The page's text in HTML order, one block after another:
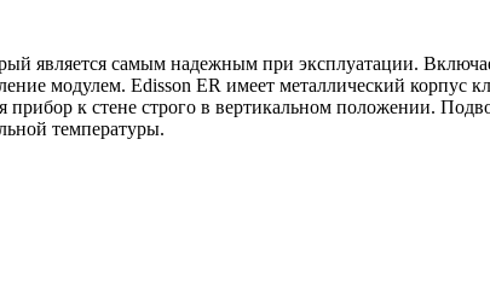
является самым надежным при эксплуатации.
модулем. Edisson ER имеет металлический корпус
к стене строго в вертикальном положении.
температуры.